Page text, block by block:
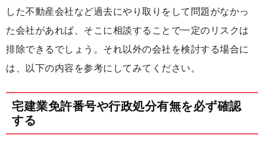
した不動産会社など過去にやり取りをして問題がなかっ
た会社があれば、そこに相談することで一定のリスクは
排除できるでしょう。それ以外の会社を検討する場合に
は、以下の内容を参考にしてみてください。
宅建業免許番号や行政処分有無を必ず確認
する